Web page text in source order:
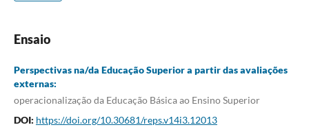
Ensaio
Perspectivas na/da Educação Superior a partir das avaliações
externas:
operacionalização da Educação Básica ao Ensino Superior
DOI: https://doi.org/10.30681/reps.v14i3.12013